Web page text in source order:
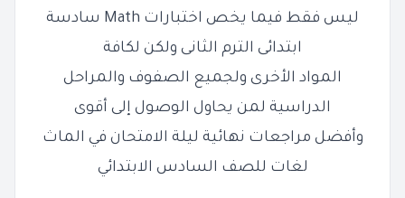
ليس فقط فيما يخص اختبارات Math سادسة
ابتدائى الترم الثانى ولكن لكافة
المواد الأخرى ولجميع الصفوف والمراحل
الدراسية لمن يحاول الوصول إلى أقوى
وأفضل مراجعات نهائية ليلة الامتحان في الماث
لغات للصف السادس الابتدائي